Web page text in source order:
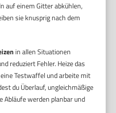
auf einem Gitter abkühlen,
sie knusprig nach dem
in allen Situationen
reduziert Fehler. Heize das
Testwaffel und arbeite mit
du Überlauf, ungleichmäßige
Abläufe werden planbar und